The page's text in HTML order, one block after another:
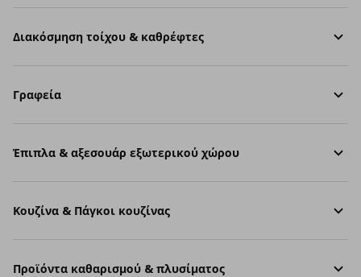
Διακόσμηση τοίχου & καθρέφτες
Γραφεία
Έπιπλα & αξεσουάρ εξωτερικού χώρου
Κουζίνα & Πάγκοι κουζίνας
Προϊόντα καθαρισμού & πλυσίματος